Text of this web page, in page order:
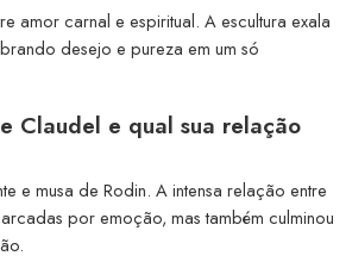
amor carnal e espiritual. A escultura exala
desejo e pureza em um só
Claudel e qual sua relação
e musa de Rodin. A intensa relação entre
por emoção, mas também culminou